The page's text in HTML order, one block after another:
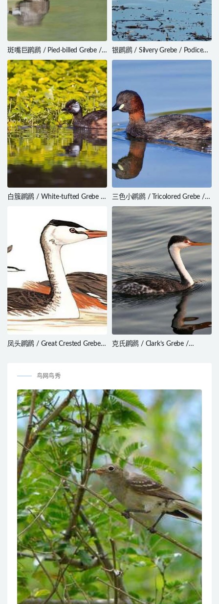
斑嘴巨䴙䴘 / Pied-billed Grebe /
Podilymbus podiceps
银䴙䴘 / Silvery Grebe / Podiceps
occipitalis
白簇䴙䴘 / White-tufted Grebe /
三色小䴙䴘 / Tricolored Grebe /
Tachybaptus tricolor
凤头䴙䴘 / Great Crested Grebe /
克氏䴙䴘 / Clark’s Grebe /
鸟网鸟秀